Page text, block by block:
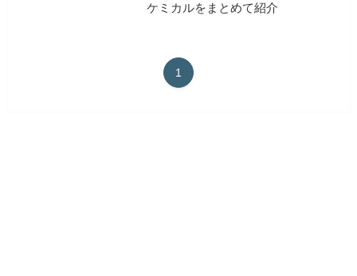
ケミカルをまとめて紹介
1